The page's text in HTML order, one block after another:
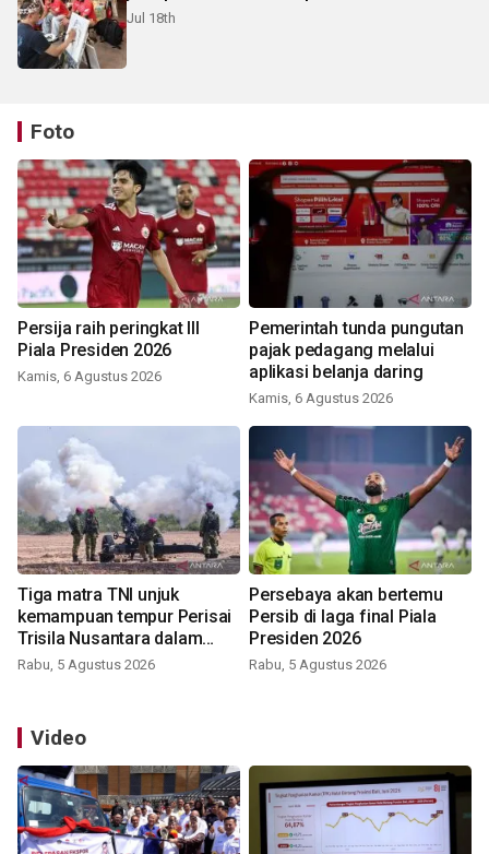
Jul 18th
Foto
Persija raih peringkat III
Piala Presiden 2026
Kamis, 6 Agustus 2026
Pemerintah tunda pungutan
pajak pedagang melalui
aplikasi belanja daring
Kamis, 6 Agustus 2026
Tiga matra TNI unjuk
kemampuan tempur Perisai
Trisila Nusantara dalam
latihan di Kepri
Rabu, 5 Agustus 2026
Persebaya akan bertemu
Persib di laga final Piala
Presiden 2026
Rabu, 5 Agustus 2026
Video